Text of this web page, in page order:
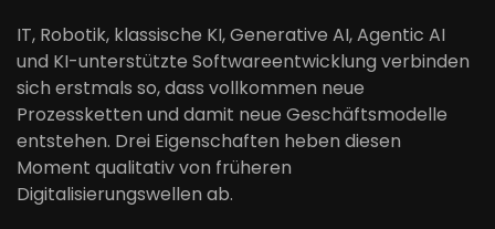
IT, Robotik, klassische KI, Generative AI, Agentic AI
und KI-unterstützte Softwareentwicklung verbinden
sich erstmals so, dass vollkommen neue
Prozessketten und damit neue Geschäftsmodelle
entstehen. Drei Eigenschaften heben diesen
Moment qualitativ von früheren
Digitalisierungswellen ab.